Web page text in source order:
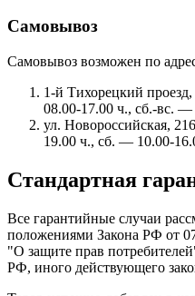
Самовывоз
Самовывоз возможен по
1-й Тихорецкий
08.00-17.00 ч., сб.-вс.
ул. Новороссийская,
19.00 ч., сб. — 10.00-
Стандартная
Все гарантийные случаи
положениями Закона РФ от
"О защите прав
РФ, иного действующего